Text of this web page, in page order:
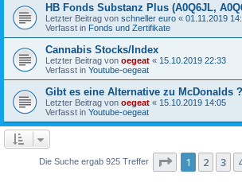
HB Fonds Substanz Plus (A0Q6JL,
Letzter Beitrag von schneller euro « 01.11.2019
Verfasst in Fonds und Zertifikate
Cannabis Stocks/Index
Letzter Beitrag von oegeat « 15.10.2019 22:33
Verfasst in Youtube-oegeat
Gibt es eine Alternative zu McDonalds ?
Letzter Beitrag von oegeat « 15.10.2019 14:05
Verfasst in Youtube-oegeat
Die Suche ergab 925 Treffer Seite 1von 24
1 2 3